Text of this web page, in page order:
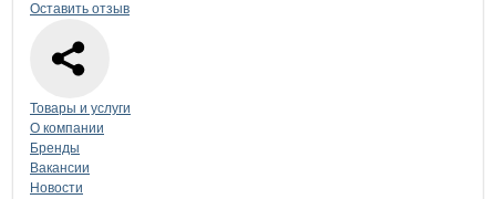
Оставить отзыв
Навигация по странице
Товары и услуги
О компании
Бренды
Вакансии
Новости